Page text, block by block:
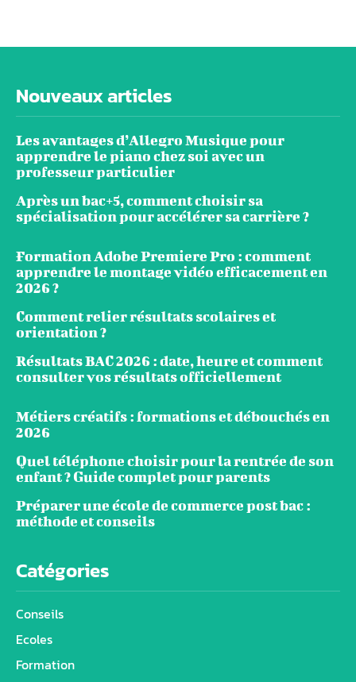
Nouveaux articles
Les avantages d’Allegro Musique pour
apprendre le piano chez soi avec un
professeur particulier
Après un bac+5, comment choisir sa
spécialisation pour accélérer sa carrière ?
Formation Adobe Premiere Pro : comment
apprendre le montage vidéo efficacement en
2026 ?
Comment relier résultats scolaires et
orientation ?
Résultats BAC 2026 : date, heure et comment
consulter vos résultats officiellement
Métiers créatifs : formations et débouchés en
2026
Quel téléphone choisir pour la rentrée de son
enfant ? Guide complet pour parents
Préparer une école de commerce post bac :
méthode et conseils
Catégories
Conseils
Ecoles
Formation